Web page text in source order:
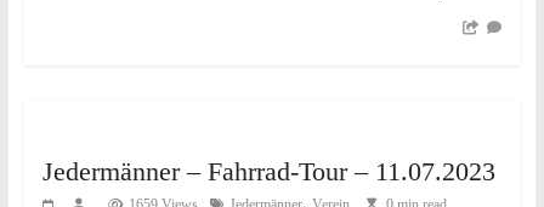
Jedermänner – Fahrrad-Tour – 11.07.2023
,